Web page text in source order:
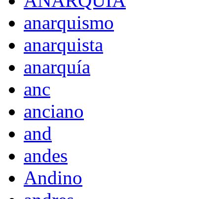
anarquismo
anarquista
anarquía
anc
anciano
and
andes
Andino